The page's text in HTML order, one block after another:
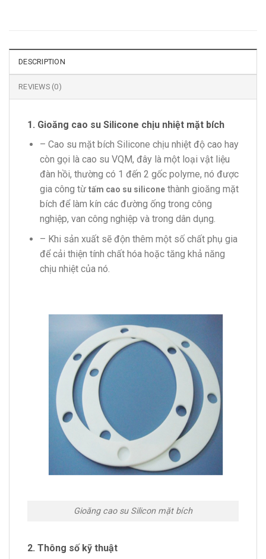
DESCRIPTION
REVIEWS (0)
1. Gioăng cao su Silicone chịu nhiệt mặt bích
– Cao su mặt bích Silicone chịu nhiệt độ cao hay
còn gọi là cao su VQM, đây là một loại vật liệu
đàn hồi, thường có 1 đến 2 gốc polyme, nó được
gia công từ tấm cao su siliconethành gioăng mặt
bích để làm kín các đường ống trong công
nghiệp, van công nghiệp và trong dân dụng.
– Khi sản xuất sẽ độn thêm một số chất phụ gia
để cải thiện tính chất hóa hoặc tăng khả năng
chịu nhiệt của nó.
Gioăng cao su Silicon mặt bích
2. Thông số kỹ thuật